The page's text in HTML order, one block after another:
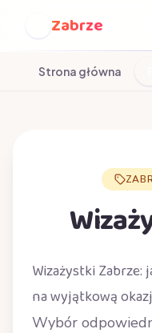
Zabrze
Strona główna
Wizażystki
na wyjątkową
Wybór